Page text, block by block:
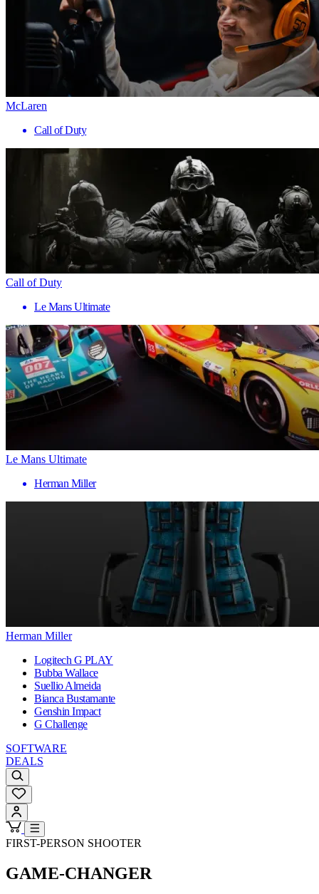
McLaren
Call of Duty
Call of Duty
Le Mans Ultimate
Le Mans Ultimate
Herman Miller
Herman Miller
Logitech G PLAY
Bubba Wallace
Suellio Almeida
Bianca Bustamante
Genshin Impact
G Challenge
SOFTWARE
DEALS
FIRST-PERSON SHOOTER
GAME-CHANGER